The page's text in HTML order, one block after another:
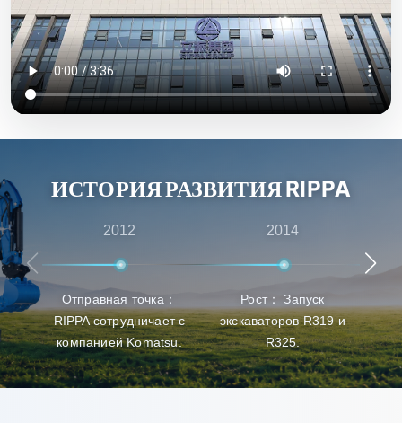
разработкам и строгому контролю качества,
оборудование, поставляемое Rippa Machinery,
пользуется высокой репутацией во всем мире. Мы
экспортируем продукцию в основном на европейский и
высококачественной продукции. Rippa также имеет
множество агентов по всему миру, предоставляя
универсальные услуги от предпродажных
консультаций до послепродажной поддержки,
гарантируя, что клиенты получат лучший опыт в
выборе продукции, доставке и обслуживании.
ИСТОРИЯ РАЗВИТИЯ RIPPA
2012
Отправная точка：
RIPPA сотрудничает с
компанией Komatsu.
2014
Рост： Запуск
экскаваторов R319 и
R325.